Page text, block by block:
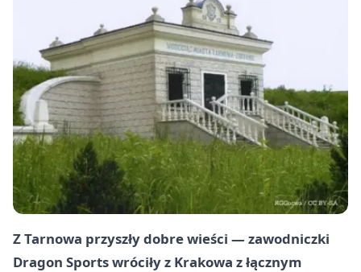
Z Tarnowa przyszły dobre wieści — zawodniczki
Dragon Sports wróciły z Krakowa z łącznym